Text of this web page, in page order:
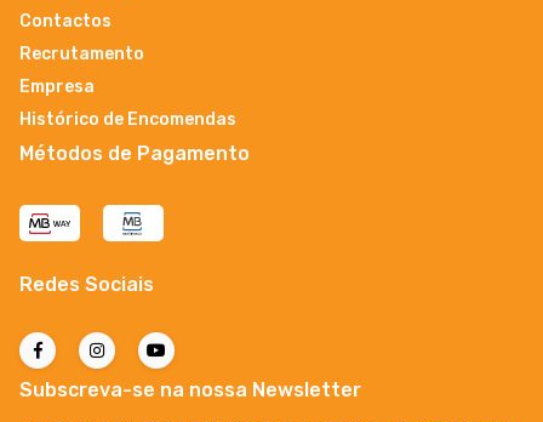
Contactos
Recrutamento
Empresa
Histórico de Encomendas
Métodos de Pagamento
Redes Sociais
Subscreva-se na nossa Newsletter